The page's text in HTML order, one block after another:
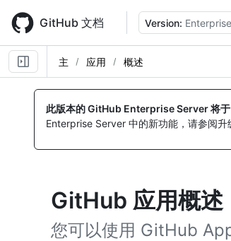
main
content
GitHub 文档 Version:
主 应用 概述
此版本的 GitHub Enterprise Server 将
Enterprise Server 中的新功能，请参阅升
GitHub 应用概述
您可以使用 GitHub